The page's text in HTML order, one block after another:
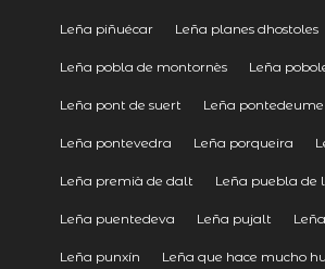
Leña piñuécar Leña planes dhostoles
Leña pobla de montornès Leña
Leña pont de suert Leña pontedeume
Leña pontevedra Leña porqueira
Leña premià de dalt Leña puebla de
Leña puentedeva Leña pujalt
Leña punxín Leña que hace mucho